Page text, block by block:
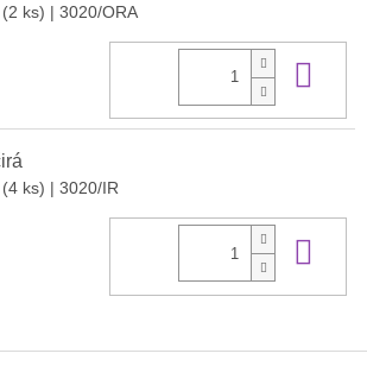
(2 ks) | 3020/ORA
(4 ks) | 3020/IR